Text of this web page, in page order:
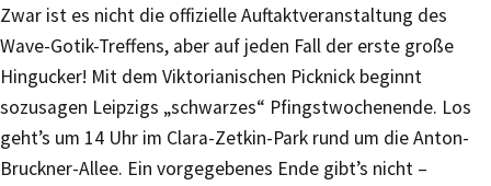
Zwar ist es nicht die offizielle Auftaktveranstaltung des
Wave-Gotik-Treffens, aber auf jeden Fall der erste große
Hingucker! Mit dem Viktorianischen Picknick beginnt
sozusagen Leipzigs „schwarzes“ Pfingstwochenende. Los
geht’s um 14 Uhr im Clara-Zetkin-Park rund um die Anton-
Bruckner-Allee. Ein vorgegebenes Ende gibt’s nicht –